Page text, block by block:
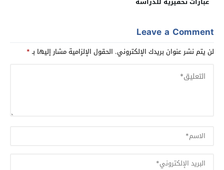
Leave a Comment
لن يتم نشر عنوان بريدك الإلكتروني. الحقول الإلزامية مشار إليها بـ*